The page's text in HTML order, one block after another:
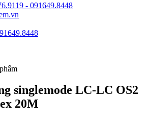
- 091649.8448
singlemode LC-LC OS2
20M